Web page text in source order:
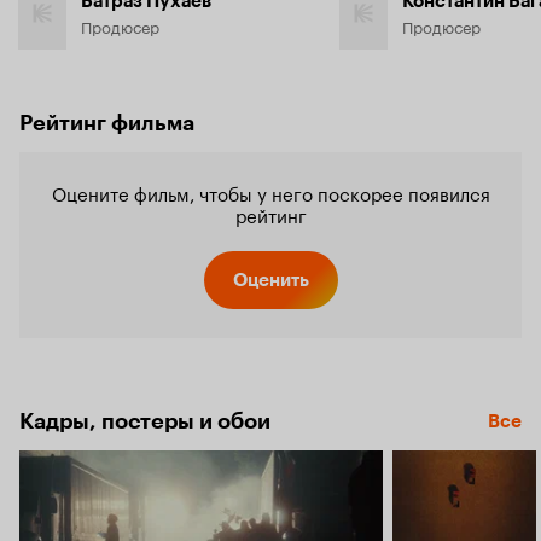
Продюсер Продюсер
Рейтинг фильма
Оцените фильм, чтобы у него поскорее появился
рейтинг
Оценить
Кадры, постеры и обои Все